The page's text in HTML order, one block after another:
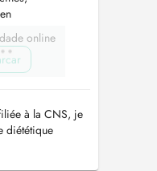
online
à la CNS, je
diététique
santé, perdre